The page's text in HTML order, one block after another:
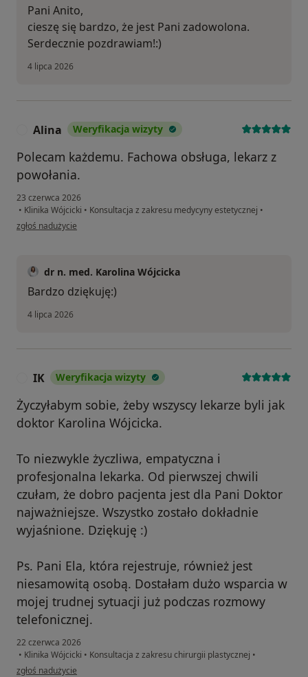
Pani Anito,
cieszę się bardzo, że jest Pani zadowolona.
Serdecznie pozdrawiam!:)
4 lipca 2026
Alina Weryfikacja wizyty
Polecam każdemu. Fachowa obsługa, lekarz z
powołania.
23 czerwca 2026
• Klinika Wójcicki • Konsultacja z zakresu medycyny estetycznej •
w opinii użytkownika Alina
zgłoś nadużycie
dr n. med. Karolina Wójcicka
Bardzo dziękuję:)
4 lipca 2026
IK Weryfikacja wizyty
Życzyłabym sobie, żeby wszyscy lekarze byli jak
doktor Karolina Wójcicka.
To niezwykle życzliwa, empatyczna i
profesjonalna lekarka. Od pierwszej chwili
czułam, że dobro pacjenta jest dla Pani Doktor
najważniejsze. Wszystko zostało dokładnie
wyjaśnione. Dziękuję :)
Ps. Pani Ela, która rejestruje, również jest
niesamowitą osobą. Dostałam dużo wsparcia w
mojej trudnej sytuacji już podczas rozmowy
telefonicznej.
22 czerwca 2026
• Klinika Wójcicki • Konsultacja z zakresu chirurgii plastycznej •
w opinii użytkownika IK
zgłoś nadużycie